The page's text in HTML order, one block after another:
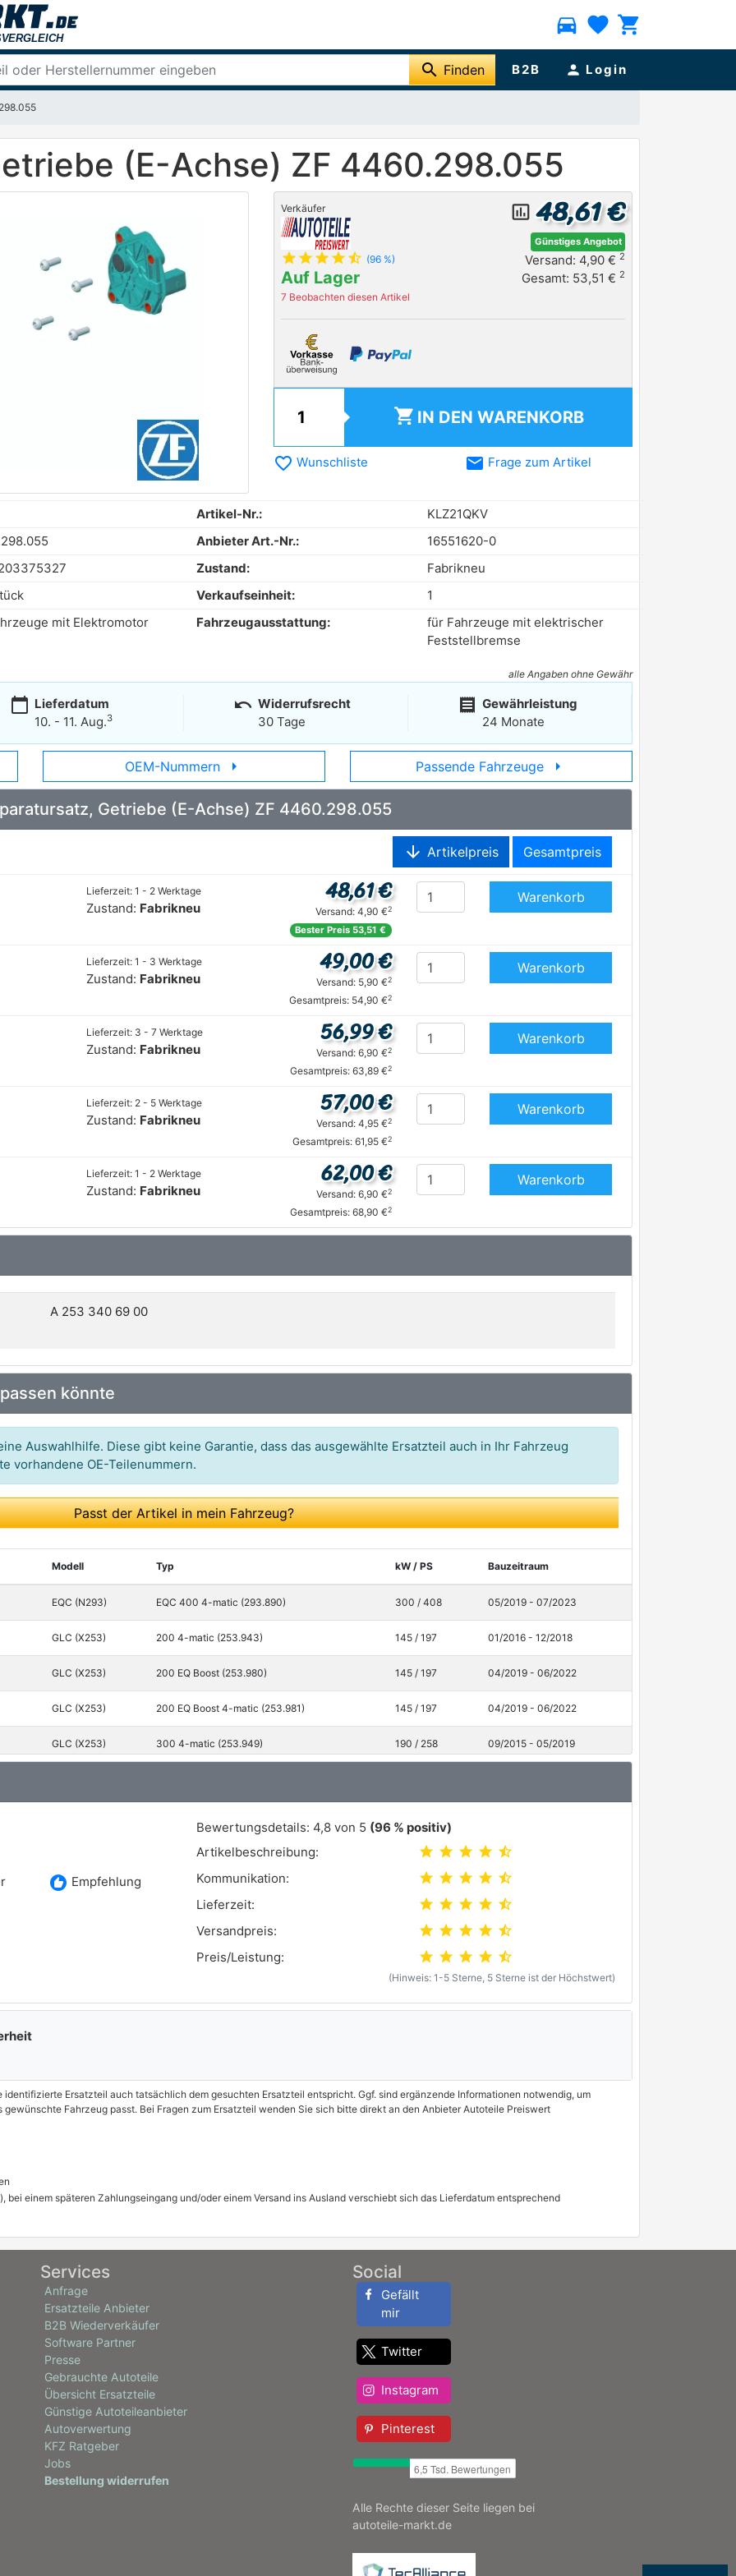
directions_car favorite shopping_cart
search Finden B2B person Login
(E-Achse) ZF 4460.298.055
Verkäufer
star star star star star_half (96 %)
Auf Lager
7 Beobachten diesen Artikel
insert_chart_outlined 48,61 €
Günstiges Angebot
Versand: 4,90 € 2
Gesamt: 53,51 € 2
shopping_cart IN DEN WARENKORB
favorite_border Wunschliste email Frage zum Artikel
Artikel-Nr.:
KLZ21QKV
Anbieter Art.-Nr.:
16551620-0
Zustand:
Fabrikneu
Verkaufseinheit:
1
mit Elektromotor Fahrzeugausstattung:
für Fahrzeuge mit elektrischer
Feststellbremse
alle Angaben ohne Gewähr
calendar_today Lieferdatum
10. - 11. Aug.3
undo Widerrufsrecht
30 Tage
receipt Gewährleistung
24 Monate
OEM-Nummern arrow_right Passende Fahrzeuge arrow_right
Getriebe (E-Achse) ZF 4460.298.055
arrow_downward Artikelpreis Gesamtpreis
Lieferzeit: 1 - 2 Werktage
Zustand: Fabrikneu
48,61 €
Versand: 4,90 €2
Bester Preis 53,51 €
Warenkorb
Lieferzeit: 1 - 3 Werktage
Zustand: Fabrikneu
49,00 €
Versand: 5,90 €2
Gesamtpreis: 54,90 €2
Warenkorb
Lieferzeit: 3 - 7 Werktage
Zustand: Fabrikneu
56,99 €
Versand: 6,90 €2
Gesamtpreis: 63,89 €2
Warenkorb
Lieferzeit: 2 - 5 Werktage
Zustand: Fabrikneu
57,00 €
Versand: 4,95 €2
Gesamtpreis: 61,95 €2
Warenkorb
Lieferzeit: 1 - 2 Werktage
Zustand: Fabrikneu
62,00 €
Versand: 6,90 €2
Gesamtpreis: 68,90 €2
Warenkorb
A 253 340 69 00
könnte
Auswahlhilfe. Diese gibt keine Garantie, dass das ausgewählte Ersatzteil auch in Ihr Fahrzeug
vorhandene OE-Teilenummern.
Passt der Artikel in mein Fahrzeug?
Modell Typ kW / PS Bauzeitraum
EQC (N293) EQC 400 4-matic (293.890) 300 / 408 05/2019 - 07/2023
GLC (X253) 200 4-matic (253.943) 145 / 197 01/2016 - 12/2018
GLC (X253) 200 EQ Boost (253.980) 145 / 197 04/2019 - 06/2022
GLC (X253) 200 EQ Boost 4-matic (253.981) 145 / 197 04/2019 - 06/2022
GLC (X253) 300 4-matic (253.949) 190 / 258 09/2015 - 05/2019
300 EQ Boost 4-matic (253.984) 190 / 258 04/2019 - 06/2022
GLC (X253) 350 e 4-matic (253.954) 235 / 320 01/2016 - 04/2019
recommend Empfehlung
Bewertungsdetails: 4,8 von 5 (96 % positiv)
Artikelbeschreibung:
star star star star star_half
Kommunikation: star star star star star_half
Lieferzeit: star star star star star_half
Versandpreis: star star star star star_half
Preis/Leistung: star star star star star_half
(Hinweis: 1-5 Sterne, 5 Sterne ist der Höchstwert)
Ersatzteil auch tatsächlich dem gesuchten Ersatzteil entspricht. Ggf. sind ergänzende Informationen notwendig, um
Fahrzeug passt. Bei Fragen zum Ersatzteil wenden Sie sich bitte direkt an den Anbieter Autoteile Preiswert
bei einem späteren Zahlungseingang und/oder einem Versand ins Ausland verschiebt sich das Lieferdatum entsprechend
Services
Anfrage
Ersatzteile Anbieter
B2B Wiederverkäufer
Software Partner
Presse
Gebrauchte Autoteile
Übersicht Ersatzteile
Günstige Autoteileanbieter
Autoverwertung
KFZ Ratgeber
Jobs
Bestellung widerrufen
Social
Gefällt
mir
Twitter
Instagram
Pinterest
Alle Rechte dieser Seite liegen bei
autoteile-markt.de